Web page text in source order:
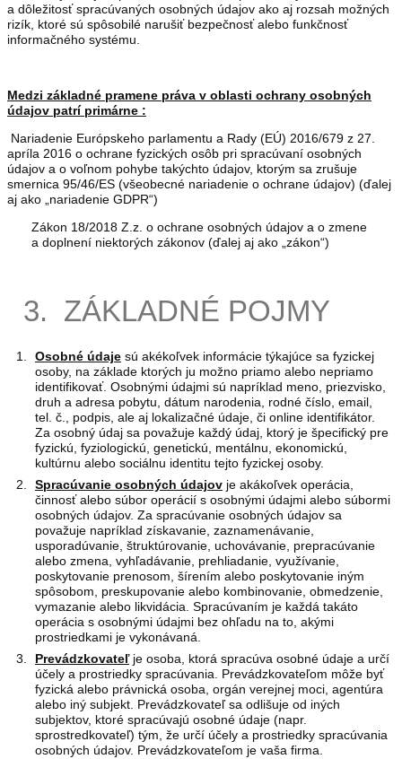
a dôležitosť spracúvaných osobných údajov ako aj rozsah možných
rizík, ktoré sú spôsobilé narušiť bezpečnosť alebo funkčnosť
informačného systému.
Medzi základné pramene práva v oblasti ochrany osobných
údajov patrí primárne :
Nariadenie Európskeho parlamentu a Rady (EÚ) 2016/679 z 27.
apríla 2016 o ochrane fyzických osôb pri spracúvaní osobných
údajov a o voľnom pohybe takýchto údajov, ktorým sa zrušuje
smernica 95/46/ES (všeobecné nariadenie o ochrane údajov) (ďalej
aj ako „nariadenie GDPR“)
Zákon 18/2018 Z.z. o ochrane osobných údajov a o zmene
a doplnení niektorých zákonov (ďalej aj ako „zákon“)
3. ZÁKLADNÉ POJMY
Osobné údaje sú akékoľvek informácie týkajúce sa fyzickej
osoby, na základe ktorých ju možno priamo alebo nepriamo
identifikovať. Osobnými údajmi sú napríklad meno, priezvisko,
druh a adresa pobytu, dátum narodenia, rodné číslo, email,
tel. č., podpis, ale aj lokalizačné údaje, či online identifikátor.
Za osobný údaj sa považuje každý údaj, ktorý je špecifický pre
fyzickú, fyziologickú, genetickú, mentálnu, ekonomickú,
kultúrnu alebo sociálnu identitu tejto fyzickej osoby.
Spracúvanie osobných údajov je akákoľvek operácia,
činnosť alebo súbor operácií s osobnými údajmi alebo súbormi
osobných údajov. Za spracúvanie osobných údajov sa
považuje napríklad získavanie, zaznamenávanie,
usporadúvanie, štruktúrovanie, uchovávanie, prepracúvanie
alebo zmena, vyhľadávanie, prehliadanie, využívanie,
poskytovanie prenosom, šírením alebo poskytovanie iným
spôsobom, preskupovanie alebo kombinovanie, obmedzenie,
vymazanie alebo likvidácia. Spracúvaním je každá takáto
operácia s osobnými údajmi bez ohľadu na to, akými
prostriedkami je vykonávaná.
Prevádzkovateľje osoba, ktorá spracúva osobné údaje a určí
účely a prostriedky spracúvania. Prevádzkovateľom môže byť
fyzická alebo právnická osoba, orgán verejnej moci, agentúra
alebo iný subjekt. Prevádzkovateľ sa odlišuje od iných
subjektov, ktoré spracúvajú osobné údaje (napr.
sprostredkovateľ) tým, že určí účely a prostriedky spracúvania
osobných údajov. Prevádzkovateľom je vaša firma.